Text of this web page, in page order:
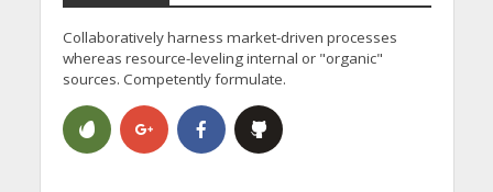
Collaboratively harness market-driven processes
whereas resource-leveling internal or "organic"
sources. Competently formulate.